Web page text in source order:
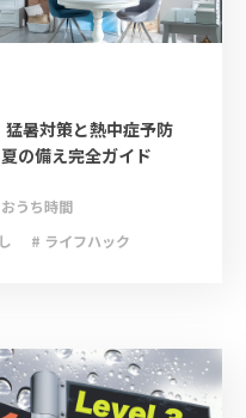
猛暑対策と熱中症予防
の備え完全ガイド
うち時間
# ライフハック